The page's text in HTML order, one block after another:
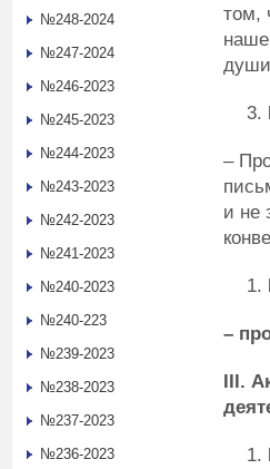
том,
–
и не
–
III.
№248-2024
№247-2024
№246-2023
№245-2023
№244-2023
№243-2023
№242-2023
№241-2023
№240-2023
№240-223
№239-2023
№238-2023
№237-2023
№236-2023